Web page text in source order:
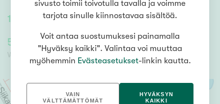
1200 m² OKTT
5 000,00 €
Velaton hinta
5 000,00 €
sivusto toimii toivotulla tavalla ja voimme
tarjota sinulle kiinnostavaa sisältöä.
Voit antaa suostumuksesi painamalla
"Hyväksy kaikki". Valintaa voi muuttaa
myöhemmin Evästeasetukset-linkin kautta.
VAIN
VÄLTTÄMÄTTÖMÄT
HYVÄKSYN
KAIKKI